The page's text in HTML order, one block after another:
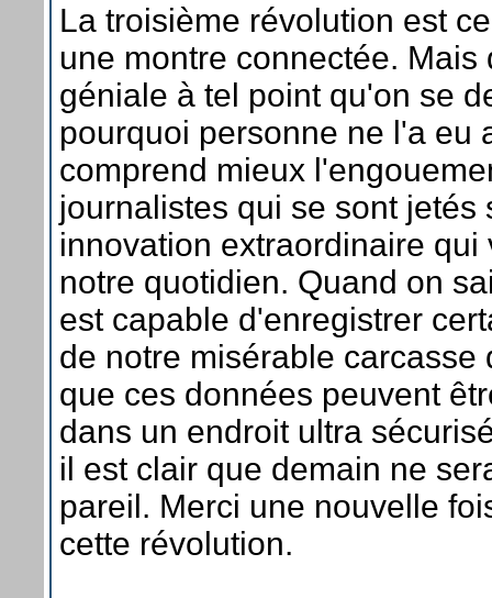
La troisième révolution est
une montre connectée. Mais
géniale à tel point qu'on se
pourquoi personne ne l'a eu
comprend mieux
journalistes qui se sont jetés
innovation extraordinaire qui
notre quotidien. Quand on
est capable d'enregistrer
de notre misérable carcasse
que ces données peuvent
dans un endroit ultra
il est clair que demain ne
pareil. Merci une nouvelle
cette révolution.